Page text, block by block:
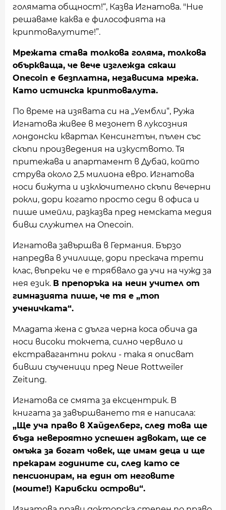
голямата общност!“, Казва Игнатова. "Ние
решаваме каква е философията на
криптовалутите!”.
Мрежата става толкова голяма, толкова
объркваща, че вече изглежда сякаш
Onecoin е безплатна, независима мрежа.
Като истинска криптовалута.
По време на изявата си на „Уембли“, Ружа
Игнатова живее в мезонет в луксозния
лондонски квартал Кенсингтън, пълен със
скъпи произведения на изкуството. Тя
притежава и апартамент в Дубай, който
струва около 2,5 милиона евро. Игнатова
носи бижута и изключително скъпи вечерни
рокли, дори когато просто седи в офиса и
пише имейли, разказва пред немската медия
бивш служител на Onecoin.
Игнатова завършва в Германия. Бързо
напредва в училище, дори прескача трети
клас, въпреки че е трябвало да учи на чужд за
нея език. В препоръка на неин учител от
гимназията пише, че тя е „топ
ученичката“.
Младата жена с дълга черна коса обича да
носи високи токчета, силно червило и
екстравагантни рокли - така я описват
бивши съученици пред Neue Rottweiler
Zeitung.
Игнатова се смята за ексцентрик. В
книгата за завършването тя е написала:
„Ще уча право в Хайделберг, след това ще
бъда невероятно успешен адвокат, ще се
омъжа за богат човек, ще имам деца и ще
прекарам годините си, след като се
пенсионирам, на един от неговите
(моите!) Карибски острови“.